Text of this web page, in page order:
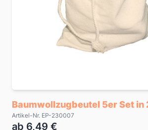
Baumwollzugbeutel 5er Set in
Artikel-Nr. EP-230007
ab 6,49 €